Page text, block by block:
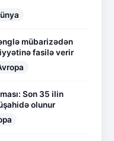
mübarizədən
fasilə verir
Son 35 ilin
olunur